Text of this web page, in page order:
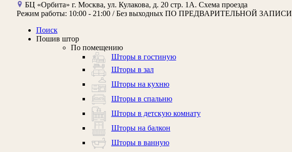
БЦ «Орбита» г. Москва, ул. Кулакова, д. 20 стр. 1А. Схема проезда
Режим работы: 10:00 - 21:00 / Без выходных ПО ПРЕДВАРИТЕЛЬНОЙ ЗАПИСИ
Поиск
Пошив штор
По помещению
Шторы в гостиную
Шторы в зал
Шторы на кухню
Шторы в спальню
Шторы в детскую комнату
Шторы на балкон
Шторы в ванную